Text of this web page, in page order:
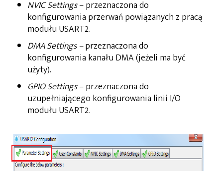
NVIC Settings– przeznaczona do
konfigurowania przerwań powiązanych z pracą
modułu USART2.
DMA Settings–przeznaczona do
konfigurowania kanału DMA (jeżeli ma być
użyty).
GPIO Settings– przeznaczona do
uzupełniającego konfigurowania linii I/O
modułu USART2.